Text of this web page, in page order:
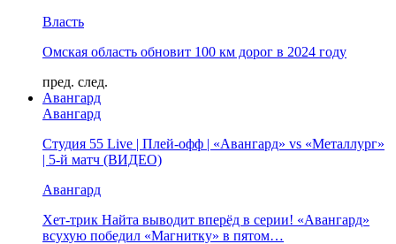
Власть
Омская область обновит 100 км дорог в 2024 году
пред. след.
Авангард
Авангард
Студия 55 Live | Плей-офф | «Авангард» vs «Металлург»
| 5-й матч (ВИДЕО)
Авангард
Хет-трик Найта выводит вперёд в серии! «Авангард»
всухую победил «Магнитку» в пятом…